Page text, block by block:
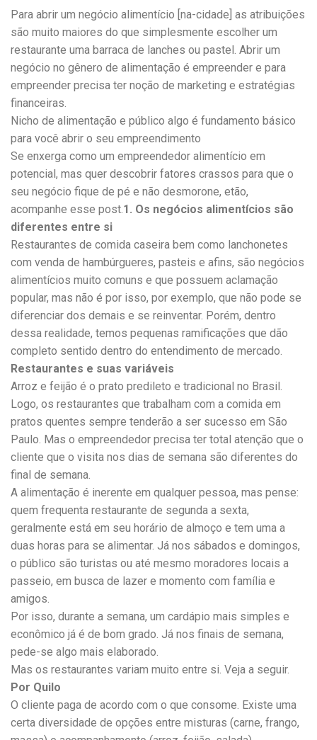
Para abrir um negócio alimentício [na-cidade] as atribuições
são muito maiores do que simplesmente escolher um
restaurante uma barraca de lanches ou pastel. Abrir um
negócio no gênero de alimentação é empreender e para
empreender precisa ter noção de marketing e estratégias
financeiras.
Nicho de alimentação e público algo é fundamento básico
para você abrir o seu empreendimento
Se enxerga como um empreendedor alimentício em
potencial, mas quer descobrir fatores crassos para que o
seu negócio fique de pé e não desmorone, etão,
acompanhe esse post. 1. Os negócios alimentícios são
diferentes entre si
Restaurantes de comida caseira bem como lanchonetes
com venda de hambúrgueres, pasteis e afins, são negócios
alimentícios muito comuns e que possuem aclamação
popular, mas não é por isso, por exemplo, que não pode se
diferenciar dos demais e se reinventar. Porém, dentro
dessa realidade, temos pequenas ramificações que dão
completo sentido dentro do entendimento de mercado.
Restaurantes e suas variáveis
Arroz e feijão é o prato predileto e tradicional no Brasil.
Logo, os restaurantes que trabalham com a comida em
pratos quentes sempre tenderão a ser sucesso em São
Paulo. Mas o empreendedor precisa ter total atenção que o
cliente que o visita nos dias de semana são diferentes do
final de semana.
A alimentação é inerente em qualquer pessoa, mas pense:
quem frequenta restaurante de segunda a sexta,
geralmente está em seu horário de almoço e tem uma a
duas horas para se alimentar. Já nos sábados e domingos,
o público são turistas ou até mesmo moradores locais a
passeio, em busca de lazer e momento com família e
amigos.
Por isso, durante a semana, um cardápio mais simples e
econômico já é de bom grado. Já nos finais de semana,
pede-se algo mais elaborado.
Mas os restaurantes variam muito entre si. Veja a seguir.
Por Quilo
O cliente paga de acordo com o que consome. Existe uma
certa diversidade de opções entre misturas (carne, frango,